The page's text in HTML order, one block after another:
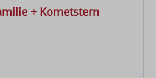
+ Kometstern